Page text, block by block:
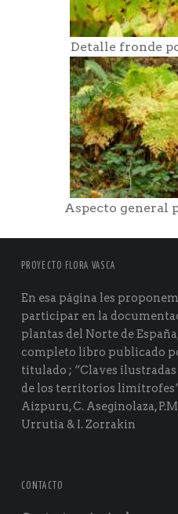
Detalle fronde
Aspecto general
PROYECTO FLORA VASCA
En esa página les
participar en la
plantas del Norte de
completo libro publicado
titulado ; “Claves ilustradas
de los territorios
Aizpuru, C. Aseginolaza,
Urrutia & I. Zorrakin
CONTACTO